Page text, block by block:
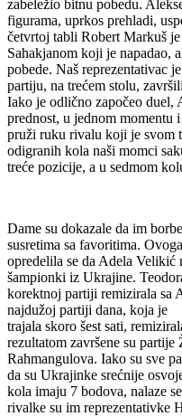
zabeležio bitnu pobedu.
figurama, uprkos prehladi,
četvrtoj tabli Robert Markuš
Sahakjanom koji je napadao,
pobede. Naš reprezentativac
partiju, na trećem stolu,
Iako je odlično započeo duel,
prednost, u jednom momentu
pruži ruku rivalu koji je svom
odigranih kola naši momci
treće pozicije, a u sedmom
Dame su dokazale da im
susretima sa favoritima.
opredelila se da Adela
šampionki iz Ukrajine.
korektnoj partiji remizirala sa
najdužoj partiji dana, koja je
trajala skoro šest sati,
rezultatom završene su
Rahmangulova. Iako su sve
da su Ukrajinke srećnije
kola imaju 7 bodova, nalaze
rivalke su im reprezentativke